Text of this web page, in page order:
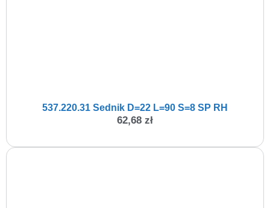
537.220.31 Sednik D=22 L=90 S=8 SP RH
62,68 zł